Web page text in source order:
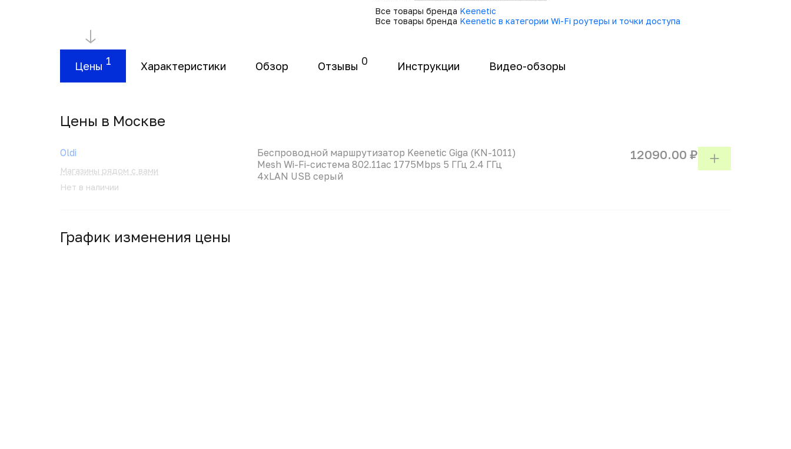
Все товары бренда Keenetic
Все товары бренда Keenetic в категории Wi-Fi роутеры и точки доступа
Цены 1 Характеристики Обзор Отзывы 0 Инструкции Видео-обзоры
Цены в Москвe
Oldi
Магазины рядом с вами
Нет в наличии
Беспроводной маршрутизатор Keenetic Giga (KN-1011)
Mesh Wi-Fi-система 802.11aс 1775Mbps 5 ГГц 2.4 ГГц
4xLAN USB серый
12090.00 ₽
График изменения цены